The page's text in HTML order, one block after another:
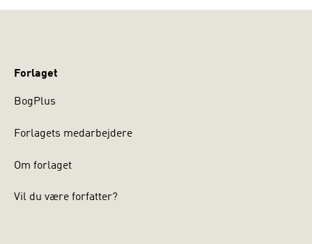
Forlaget
BogPlus
Forlagets medarbejdere
Om forlaget
Vil du være forfatter?